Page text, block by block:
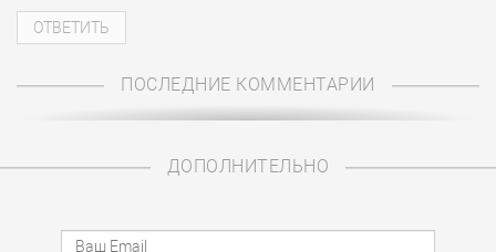
ПОСЛЕДНИЕ КОММЕНТАРИИ
ДОПОЛНИТЕЛЬНО